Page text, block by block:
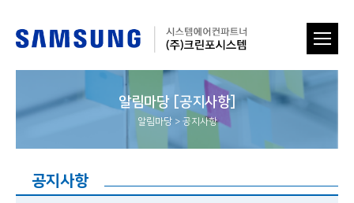
알림마당 [공지사항]
알림마당 > 공지사항
공지사항